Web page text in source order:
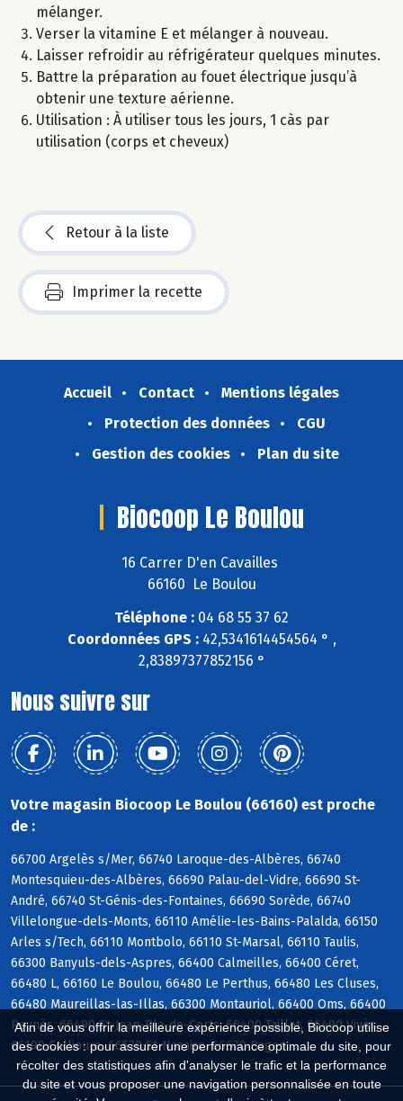
Afin de vous offrir la meilleure expérience possible, Biocoop utilise
des cookies : pour assurer une performance optimale du site, pour
récolter des statistiques afin d'analyser le trafic et la performance
du site et vous proposer une navigation personnalisée en toute
mélanger.
Verser la vitamine E et mélanger à nouveau.
Laisser refroidir au réfrigérateur quelques minutes.
Battre la préparation au fouet électrique jusqu’à
obtenir une texture aérienne.
Utilisation : À utiliser tous les jours, 1 càs par
utilisation (corps et cheveux)
Retour à la liste
Imprimer la recette
Accueil Contact
Mentions légales
Protection des données
CGU
Gestion des cookies
Plan du site
Biocoop Le Boulou
16 Carrer D'en Cavailles
66160 Le Boulou
Téléphone : 04 68 55 37 62
Coordonnées GPS :42,5341614454564 ° ,
2,83897377852156 °
Nous suivre sur
Votre magasin Biocoop Le Boulou (66160) est proche
de :
66700 Argelès s/Mer, 66740 Laroque-des-Albères, 66740
Montesquieu-des-Albères, 66690 Palau-del-Vidre, 66690 St-
André, 66740 St-Génis-des-Fontaines, 66690 Sorède, 66740
Villelongue-dels-Monts, 66110 Amélie-les-Bains-Palalda, 66150
Arles s/Tech, 66110 Montbolo, 66110 St-Marsal, 66110 Taulis,
66300 Banyuls-dels-Aspres, 66400 Calmeilles, 66400 Céret,
66480 L, 66160 Le Boulou, 66480 Le Perthus, 66480 Les Cluses,
66480 Maureillas-las-Illas, 66300 Montauriol, 66400 Oms, 66400
Reynès, 66490 St-Jean-Pla-de-Corts, 66400 Taillet, 66490 Vivès,
66190 Collioure, 66570 St-Nazaire, 66670 Bages